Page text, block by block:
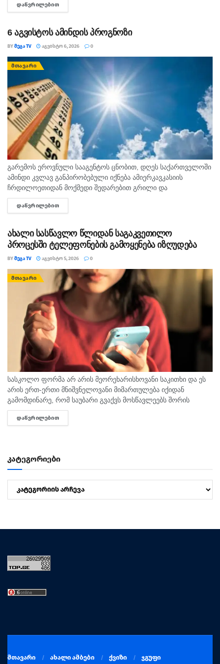
სოციალურ ქსელში ავრცელებს. "ამა წლის 5 აგვისტოს
ᲓᲐᲬᲕᲠᲘᲚᲔᲑᲘᲗ
6 აგვისტოს ამინდის პროგნოზი
BYᲛᲔᲒᲐ TV ᲐᲒᲕᲘᲡᲢᲝ 6, 2026 0
ᲛᲗᲐᲕᲐᲠᲘ
გარემოს ეროვნული სააგენტოს ცნობით, დღეს საქართველოში
ამინდი კვლავ განპირობებული იქნება ამიერკავკასიის
ჩრდილოეთიდან მოქმედი შედარებით გრილი და
სამხრეთიდან გავრცელებული ცხელი ჰაერის მასების
ურთიერთქმედებით. საქართველოში მოსალოდნელია:
ზოგან ხანმოკლე...
ᲓᲐᲬᲕᲠᲘᲚᲔᲑᲘᲗ
ახალი სასწავლო წლიდან საგაკვეთილო
პროცესში ტელეფონების გამოყენება იზღუდება
BYᲛᲔᲒᲐ TV ᲐᲒᲕᲘᲡᲢᲝ 5, 2026 0
ᲛᲗᲐᲕᲐᲠᲘ
სასკოლო ფორმა არ არის მეორეხარისხოვანი საკითხი და ეს
არის ერთ-ერთი მნიშვნელოვანი მიმართულება იქიდან
გამომდინარე, რომ საუბარი გვაქვს მოსწავლეებს შორის
თანასწორობაზე, უსაფრთხო გარემოს უზრუნველყოფასა და
სწავლის ხარისხის ამაღლების ხელშეწყობაზე, ეს მსოფლიო
ᲓᲐᲬᲕᲠᲘᲚᲔᲑᲘᲗ
კატეგორიები
კატეგორიები
მთავარი ახალი ამბები ქვიზი ჯგუფი